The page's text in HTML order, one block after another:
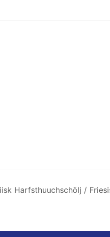
Harfsthuuchschölj /